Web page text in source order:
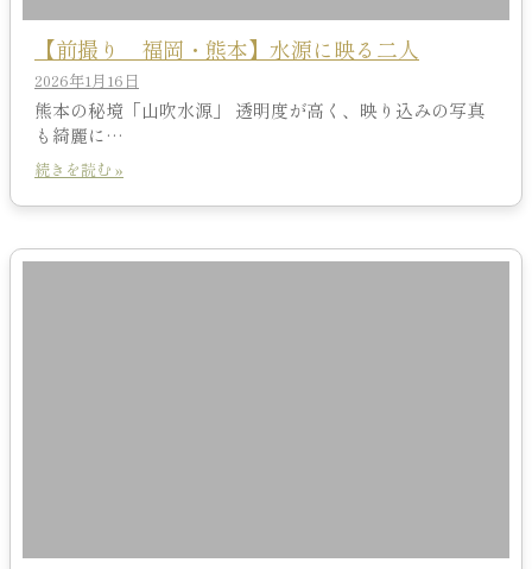
【前撮り 福岡・熊本】水源に映る二人
2026年1月16日
熊本の秘境「山吹水源」 透明度が高く、映り込みの写真
も綺麗に…
続きを読む »